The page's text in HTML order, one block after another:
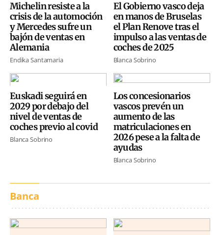
Michelin resiste a la
crisis de la automoción
y Mercedes sufre un
bajón de ventas en
Alemania
Endika Santamaria
El Gobierno vasco deja
en manos de Bruselas
el Plan Renove tras el
impulso a las ventas de
coches de 2025
Blanca Sobrino
Euskadi seguirá en
2029 por debajo del
nivel de ventas de
coches previo al covid
Blanca Sobrino
Los concesionarios
vascos prevén un
aumento de las
matriculaciones en
2026 pese a la falta de
ayudas
Blanca Sobrino
Banca